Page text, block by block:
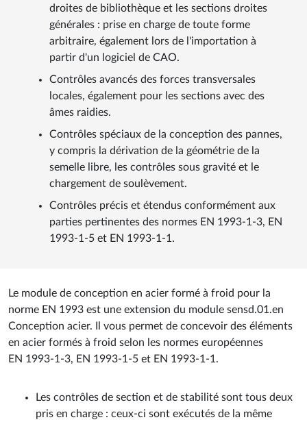
droites de bibliothèque et les sections droites
générales : prise en charge de toute forme
arbitraire, également lors de l'importation à
partir d'un logiciel de CAO.
Contrôles avancés des forces transversales
locales, également pour les sections avec des
âmes raidies.
Contrôles spéciaux de la conception des pannes,
y compris la dérivation de la géométrie de la
semelle libre, les contrôles sous gravité et le
chargement de soulèvement.
Contrôles précis et étendus conformément aux
parties pertinentes des normes EN 1993-1-3, EN
1993-1-5 et EN 1993-1-1.
Le module de conception en acier formé à froid pour la
norme EN 1993 est une extension du module sensd.01.en
Conception acier. Il vous permet de concevoir des éléments
en acier formés à froid selon les normes européennes
EN 1993-1-3, EN 1993-1-5 et EN 1993-1-1.
Les contrôles de section et de stabilité sont tous deux
pris en charge : ceux-ci sont exécutés de la même